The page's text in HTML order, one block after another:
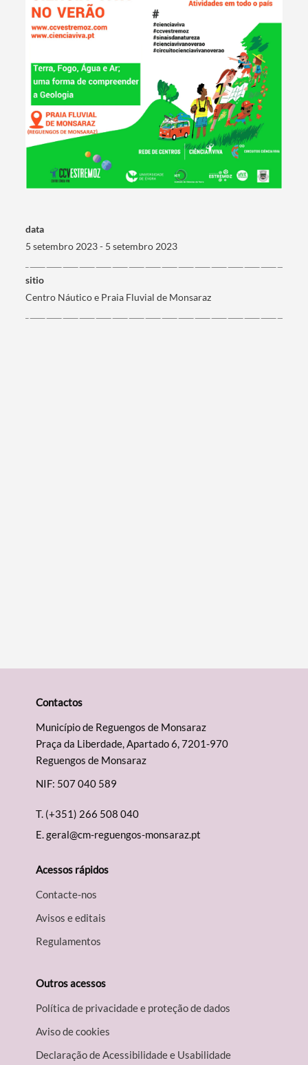
Termo de Pesquisa
Categorias gerais
Filtros
data
5 setembro 2023 - 5 setembro 2023
sitio
Centro Náutico e Praia Fluvial de Monsaraz
Contactos
Município de Reguengos de Monsaraz
Praça da Liberdade, Apartado 6, 7201-970
Reguengos de Monsaraz
NIF: 507 040 589
T. (+351) 266 508 040
E.geral@cm-reguengos-monsaraz.pt
Acessos rápidos
Contacte-nos
Avisos e editais
Regulamentos
Outros acessos
Política de privacidade e proteção de dados
Aviso de cookies
Declaração de Acessibilidade e Usabilidade